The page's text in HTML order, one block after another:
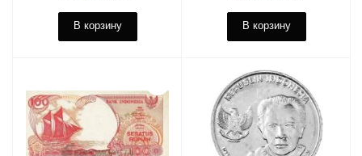
В корзину В корзину